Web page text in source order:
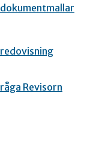
Revisorn